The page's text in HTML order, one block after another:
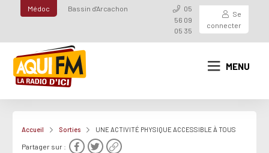
Médoc Bassin d'Arcachon
05
56 09
05 35
Se
connecter
MENU
Accueil Sorties UNE ACTIVITÉ PHYSIQUE ACCESSIBLE À TOUS
Partager sur :